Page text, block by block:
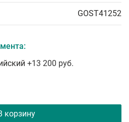
GOST41252
+13 200 руб.
корзину